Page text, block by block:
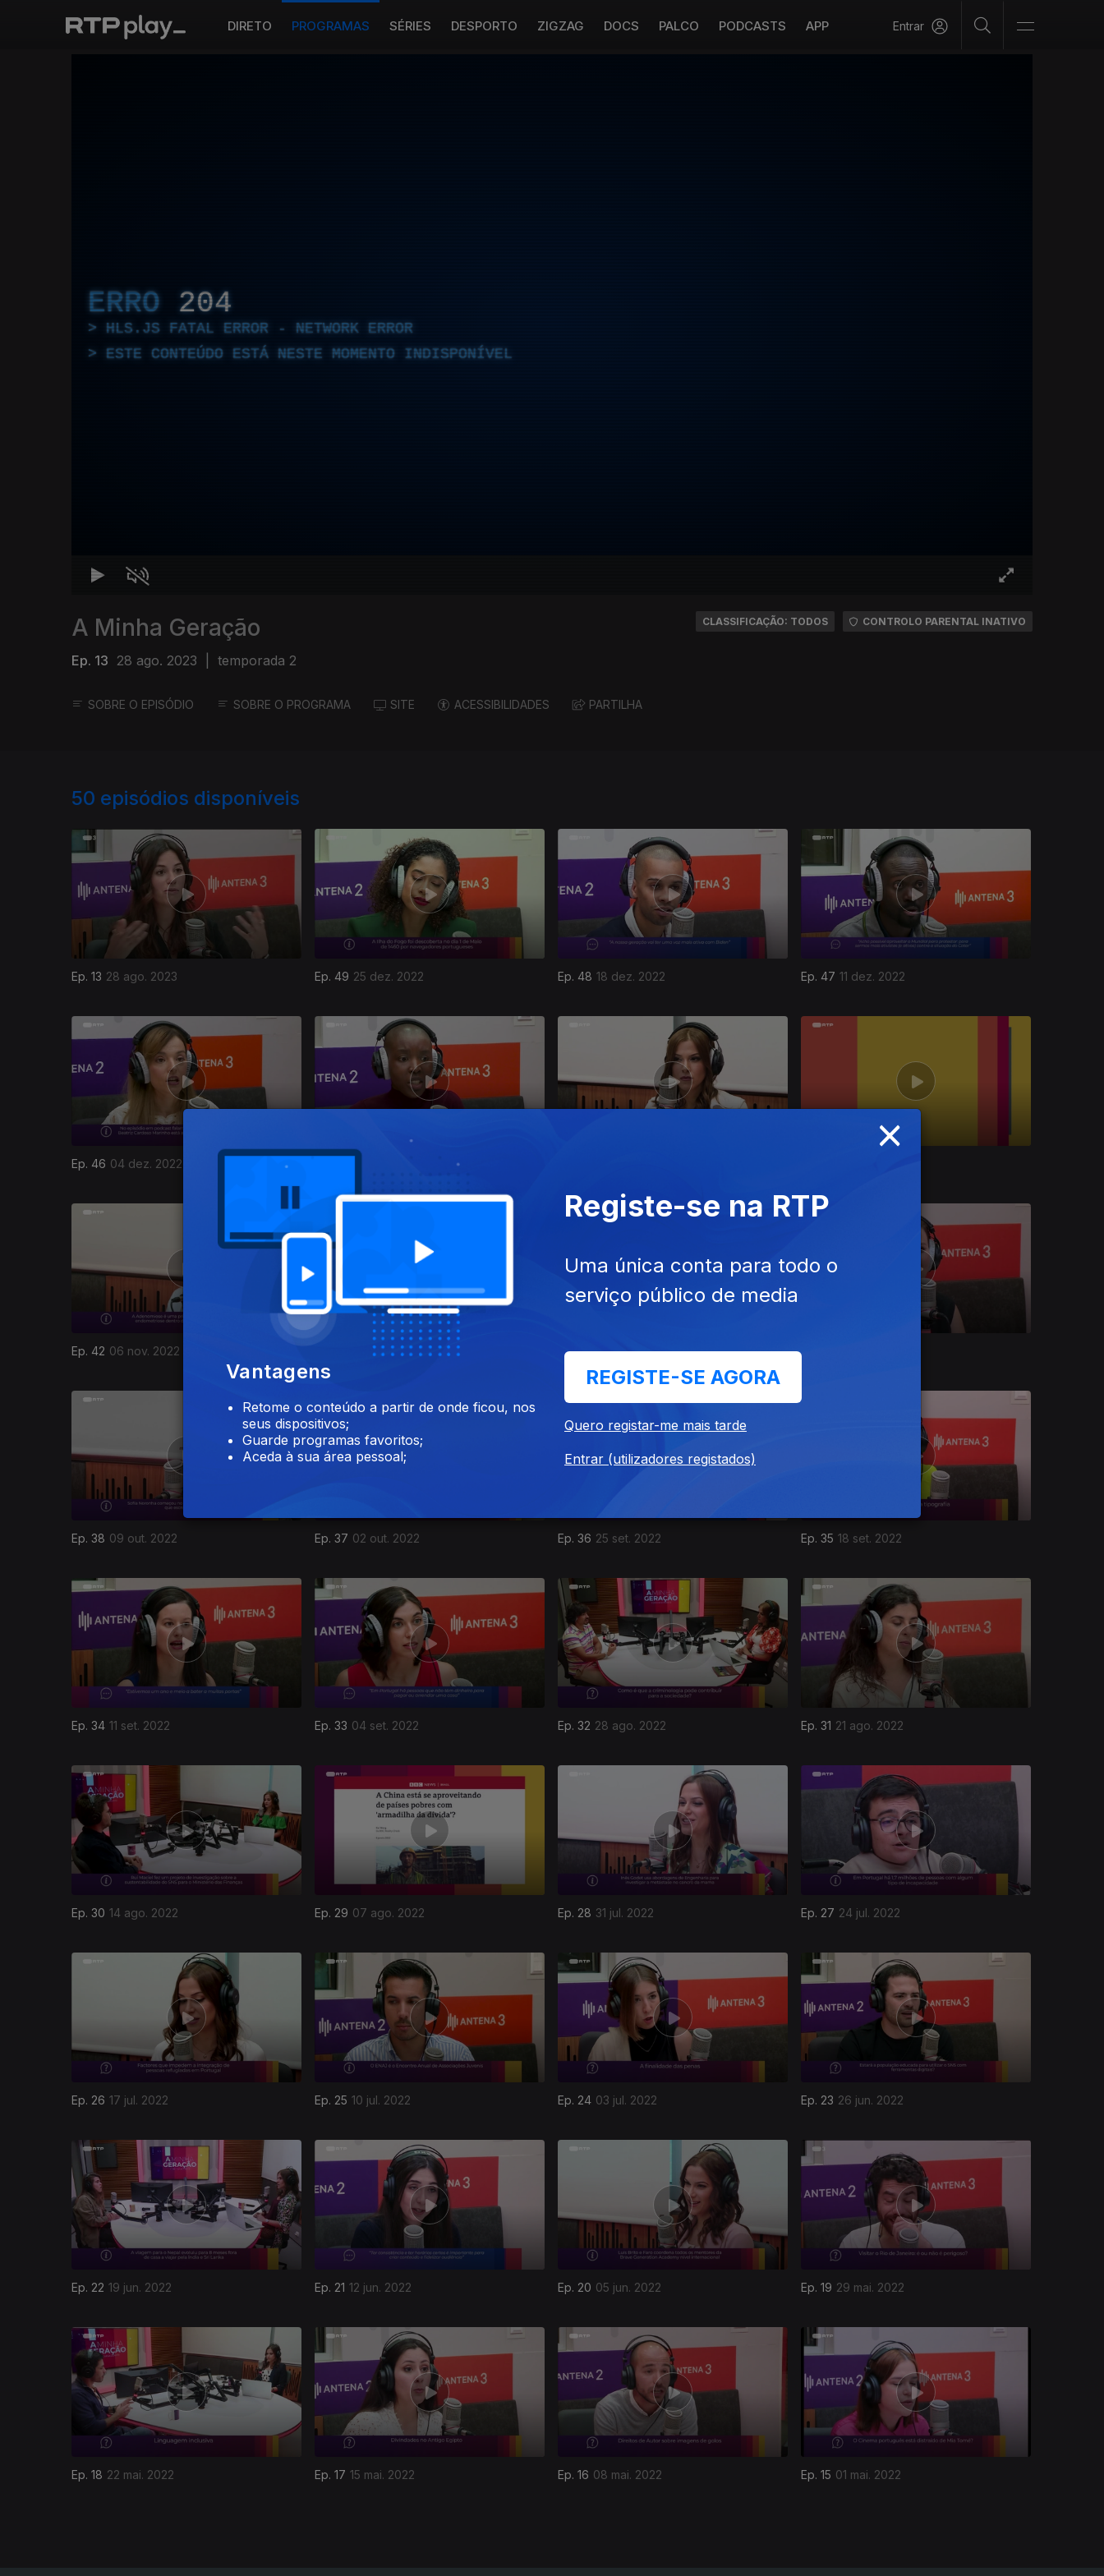
DIRETO PROGRAMAS SÉRIES DESPORTO ZIGZAG DOCS PALCO PODCASTS APP Entrar
ERRO 204
HLS.JS FATAL ERROR - NETWORK ERROR
ESTE CONTEÚDO ESTÁ NESTE MOMENTO INDISPONÍVEL
A Minha Geração
Ep. 13 28 ago. 2023 temporada 2
CLASSIFICAÇÃO: TODOS CONTROLO PARENTAL INATIVO
SOBRE O EPISÓDIO SOBRE O PROGRAMA SITE ACESSIBILIDADES PARTILHA
50 episódios disponíveis
Ep. 13 28 ago. 2023 Ep. 49 25 dez. 2022 Ep. 48 18 dez. 2022 Ep. 47 11 dez. 2022
Ep. 46 04 dez. 2022
Ep. 42 06 nov. 2022 30 out. 2022 Ep. 40 23 out. 2022 Ep. 39
647101
Ep. 38 09 out. 2022 Ep. 37 02 out. 2022 Ep. 36 25 set. 2022 Ep. 35 18 set. 2022
Ep. 34 11 set. 2022 Ep. 33 04 set. 2022 Ep. 32 28 ago. 2022 Ep. 31 21 ago. 2022
Ep. 30 14 ago. 2022 Ep. 29 07 ago. 2022 Ep. 28 31 jul. 2022 Ep. 27 24 jul. 2022
631696
Ep. 26 17 jul. 2022 Ep. 25 10 jul. 2022 Ep. 24 03 jul. 2022 Ep. 23 26 jun. 2022
Ep. 22 19 jun. 2022 Ep. 21 12 jun. 2022 Ep. 20 05 jun. 2022 Ep. 19 29 mai. 2022
Ep. 18 22 mai. 2022 Ep. 17 15 mai. 2022 Ep. 16 08 mai. 2022 Ep. 15 01 mai. 2022
614248
×
Vantagens
Retome o conteúdo a partir de onde ficou, nos
seus dispositivos;
Guarde programas favoritos;
Aceda à sua área pessoal;
Registe-se na RTP
Uma única conta para todo o
serviço público de media
REGISTE-SE AGORA
Quero registar-me mais tarde
Entrar (utilizadores registados)